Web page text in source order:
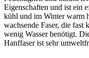
Eigenschaften und ist ein
kühl und im Winter warm
wachsende Faser, die fast
wenig Wasser benötigt.
Hanffaser ist sehr